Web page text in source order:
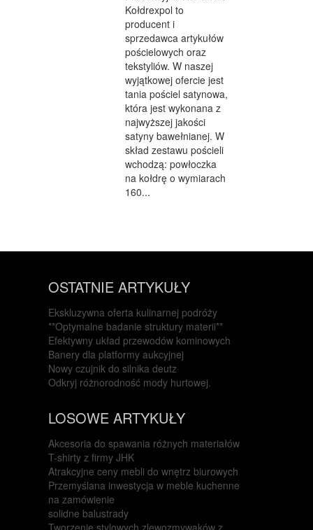
Kołdrexpol to
producent i
sprzedawca artykułów
pościelowych oraz
tekstyliów. W naszej
wyjątkowej ofercie jest
tania pościel satynowa,
która jest wykonana z
najwyższej jakości
satyny bawełnianej. W
skład zestawu pościeli
wchodzą: powłoczka
na kołdrę o wymiarach
160...
OSTATNIE ARTYKUŁY
Ekskluzywna oferta kulinarnej podróży
**Optymalne badanie struktury materii**
Efektywny układ przewodów kominowych
Banery dla platformy aukcyjnej
Nowy czujnik do silnika deutz
Odkryj różnorodność mody hurtowej.
LOSOWE ARTYKUŁY
Akcesoria do spawania różnych materiałów
T-shirty z firmy JHK
Atrakcyjne ceny mebli do wnętrz biurowych
Przemyślana inwestycja w meble kuchenne
na zamówienie
solidne balustrady
Tworzenie stylowych zlewozmywaków z